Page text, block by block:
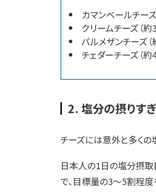
カマンベールチー
クリームチーズ（
パルメザンチーズ
チェダーチーズ（
2. 塩分の摂りす
チーズには意外と多くの
日本人の1日の塩分摂
で、目標量の3〜5割程度